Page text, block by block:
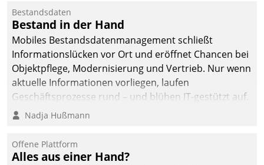
Einsparungen durch optimierte und automatisierte
Prozesse. Doch man darf nicht zu viel erwarten: Allein
mit der Einführung einer neuen Software ist es nicht
getan. Die Digitalisierung erfordert von Unternehmen
die Bereitschaft, sich zu überprüfen, zu hinterfragen
und zu verändern.
Bestandsdaten
Bestand in der Hand
Mobiles Bestandsdatenmanagement schließt
Informationslücken vor Ort und eröffnet Chancen bei
Objektpflege, Modernisierung und Vertrieb. Nur wenn
aktuelle Informationen vorliegen, laufen
Geschäftsprozesse rund – und blühen IT-gestützt auf.
Nadja Hußmann
Offene Plattform
Alles aus einer Hand?